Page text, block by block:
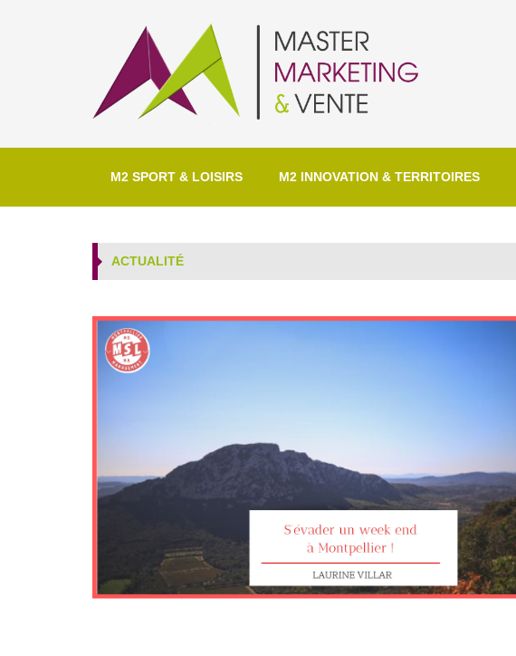
M2 SPORT & LOISIRS M2 INNOVATION & TERRITOIRES
ACTUALITÉ